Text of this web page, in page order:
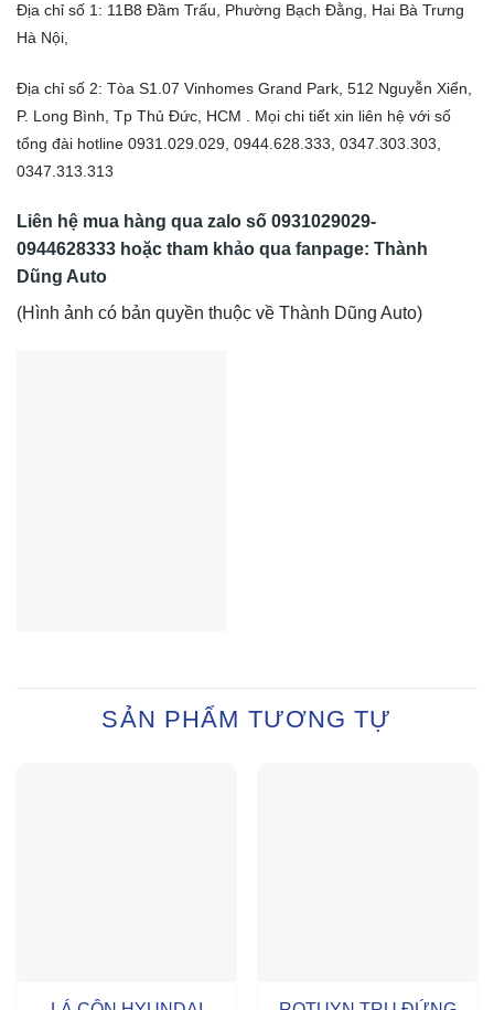
Địa chỉ số 1: 11B8 Đầm Trấu, Phường Bạch Đằng, Hai Bà Trưng
Hà Nội,
Địa chỉ số 2: Tòa S1.07 Vinhomes Grand Park, 512 Nguyễn Xiển,
P. Long Bình, Tp Thủ Đức, HCM . Mọi chi tiết xin liên hệ với số
tổng đài hotline 0931.029.029, 0944.628.333, 0347.303.303,
0347.313.313
Liên hệ mua hàng qua zalo số 0931029029-
0944628333 hoặc tham khảo qua fanpage: Thành
Dũng Auto
(Hình ảnh có bản quyền thuộc về Thành Dũng Auto)
SẢN PHẨM TƯƠNG TỰ